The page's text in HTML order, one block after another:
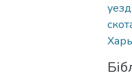
уезд,